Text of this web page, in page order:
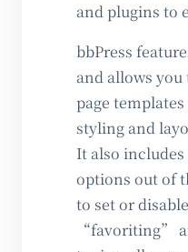
and plugins to
bbPress
and allows
page
styling and
It also
options out of
to set or
“favoriting”